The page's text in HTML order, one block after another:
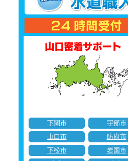
下関市
宇部市
山口市
防府市
下松市
岩国市